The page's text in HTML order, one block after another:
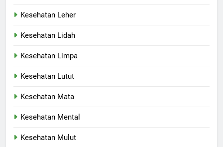
Kesehatan Leher
Kesehatan Lidah
Kesehatan Limpa
Kesehatan Lutut
Kesehatan Mata
Kesehatan Mental
Kesehatan Mulut